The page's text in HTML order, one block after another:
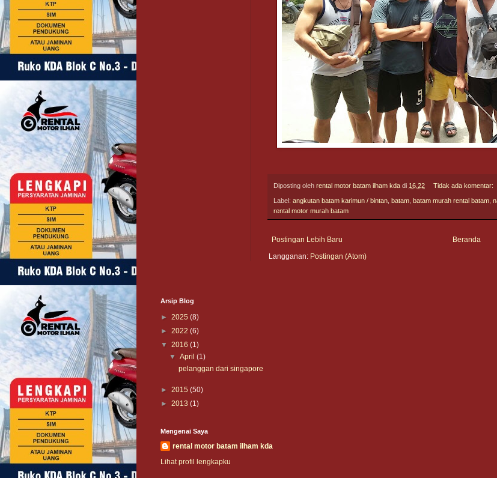
Diposting oleh rental motor batam ilham kda di 16.22 Tidak ada komentar:
Label: angkutan batam karimun / bintan batam batam murah rental batam
rental motor murah batam
Postingan Lebih Baru
Beranda
Langganan: Postingan (Atom)
Arsip Blog
► 2025 (8)
► 2022 (6)
▼ 2016 (1)
▼April(1)
pelanggan dari singapore
► 2015 (50)
► 2013 (1)
Mengenai Saya
rental motor batam ilham kda
Lihat profil lengkapku